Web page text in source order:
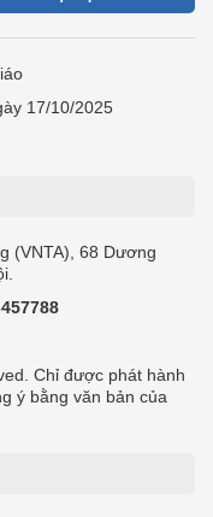
17/10/2025
(VNTA), 68 Dương
Chỉ được phát hành
ý bằng văn bản của